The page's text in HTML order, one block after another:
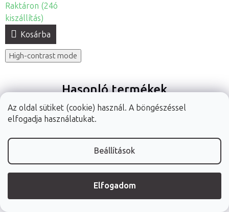
Az oldal sütiket (cookie) használ. A böngészéssel
elfogadja használatukat.
Beállítások
Elfogadom
Raktáron (24ó
kiszállítás)
Kosárba
High-contrast mode
Hasonló termékek
Masszázslepedő
5db
80 x 200 cm | 8 szín
Fabulo
Mushroom
Dermaroller -